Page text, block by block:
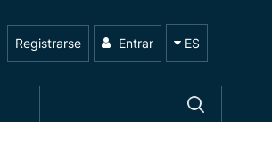
Registrarse Entrar ES